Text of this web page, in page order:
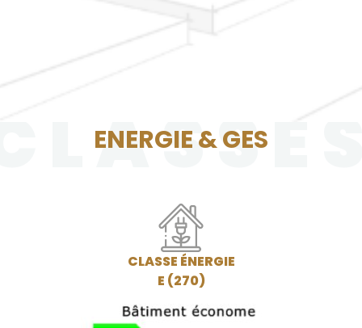
ENERGIE & GES
CLASSE ÉNERGIE
E (270)